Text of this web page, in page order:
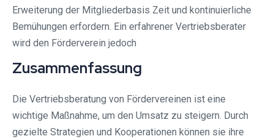
Erweiterung der Mitgliederbasis Zeit und kontinuierliche
Bemühungen erfordern. Ein erfahrener Vertriebsberater
wird den Förderverein jedoch
Zusammenfassung
Die Vertriebsberatung von Fördervereinen ist eine
wichtige Maßnahme, um den Umsatz zu steigern. Durch
gezielte Strategien und Kooperationen können sie ihre